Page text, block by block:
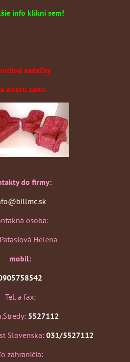
info klikni sem!
sedačky
dobrú cenu
do firmy:
osoba:
Helena
mobil:
Tel. a fax:
5527112
Slovenska: 031/5527112
zahraničia: